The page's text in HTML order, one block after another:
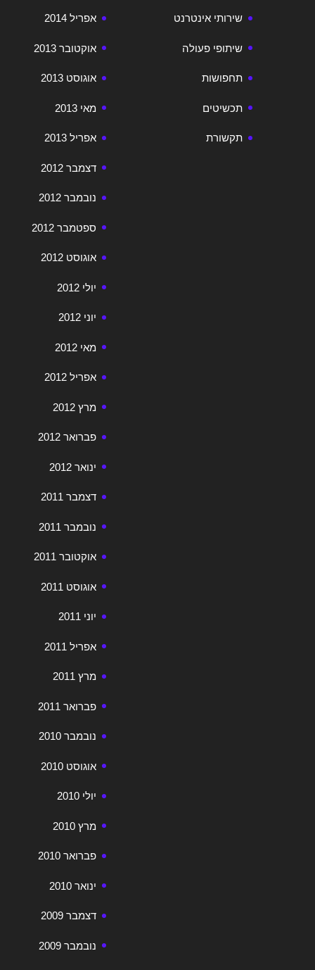
אפריל 2014
אוקטובר 2013
אוגוסט 2013
מאי 2013
אפריל 2013
דצמבר 2012
נובמבר 2012
ספטמבר 2012
אוגוסט 2012
יולי 2012
יוני 2012
מאי 2012
אפריל 2012
מרץ 2012
פברואר 2012
ינואר 2012
דצמבר 2011
נובמבר 2011
אוקטובר 2011
אוגוסט 2011
יוני 2011
אפריל 2011
מרץ 2011
פברואר 2011
נובמבר 2010
אוגוסט 2010
יולי 2010
מרץ 2010
פברואר 2010
ינואר 2010
דצמבר 2009
נובמבר 2009
שירותי אינטרנט
שיתופי פעולה
תחפושות
תכשיטים
תקשורת